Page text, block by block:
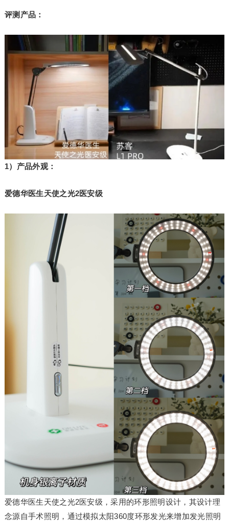
评测产品：
1）产品外观：
爱德华医生天使之光2医安级
爱德华医生天使之光2医安级，采用的环形照明设计，其设计理
念源自手术照明，通过模拟太阳360度环形发光来增加发光照明